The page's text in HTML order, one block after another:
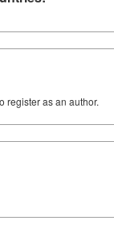
register as an author.